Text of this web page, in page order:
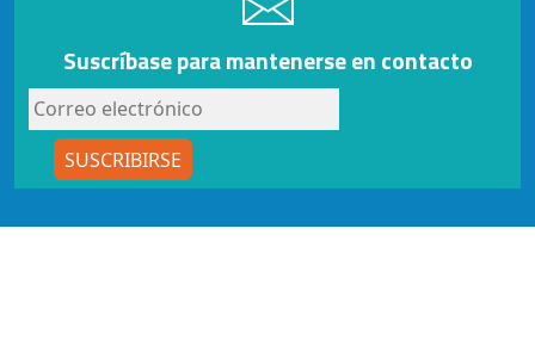
Suscríbase para mantenerse en contacto